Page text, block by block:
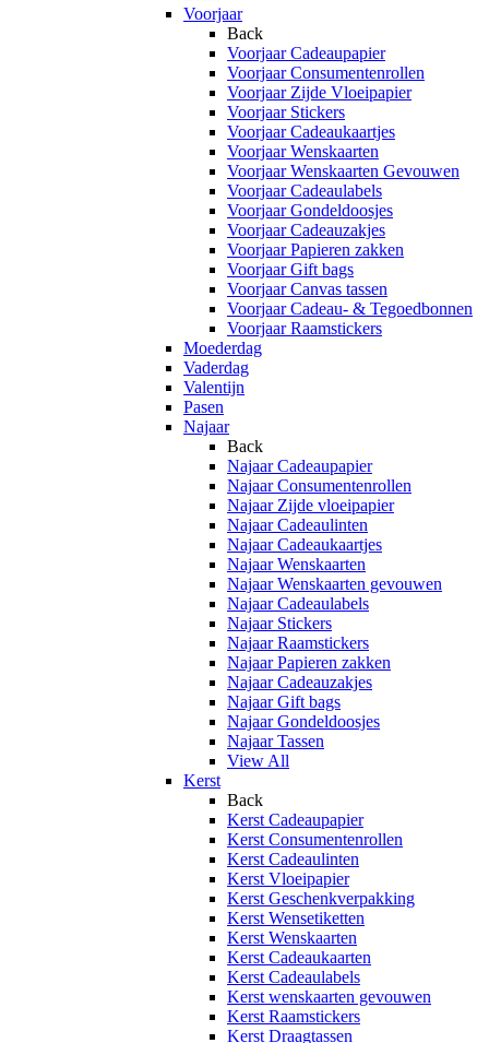
Voorjaar
Back
Voorjaar Cadeaupapier
Voorjaar Consumentenrollen
Voorjaar Zijde Vloeipapier
Voorjaar Stickers
Voorjaar Cadeaukaartjes
Voorjaar Wenskaarten
Voorjaar Wenskaarten Gevouwen
Voorjaar Cadeaulabels
Voorjaar Gondeldoosjes
Voorjaar Cadeauzakjes
Voorjaar Papieren zakken
Voorjaar Gift bags
Voorjaar Canvas tassen
Voorjaar Cadeau- & Tegoedbonnen
Voorjaar Raamstickers
Moederdag
Vaderdag
Valentijn
Pasen
Najaar
Back
Najaar Cadeaupapier
Najaar Consumentenrollen
Najaar Zijde vloeipapier
Najaar Cadeaulinten
Najaar Cadeaukaartjes
Najaar Wenskaarten
Najaar Wenskaarten gevouwen
Najaar Cadeaulabels
Najaar Stickers
Najaar Raamstickers
Najaar Papieren zakken
Najaar Cadeauzakjes
Najaar Gift bags
Najaar Gondeldoosjes
Najaar Tassen
View All
Kerst
Back
Kerst Cadeaupapier
Kerst Consumentenrollen
Kerst Cadeaulinten
Kerst Vloeipapier
Kerst Geschenkverpakking
Kerst Wensetiketten
Kerst Wenskaarten
Kerst Cadeaukaarten
Kerst Cadeaulabels
Kerst wenskaarten gevouwen
Kerst Raamstickers
Kerst Draagtassen